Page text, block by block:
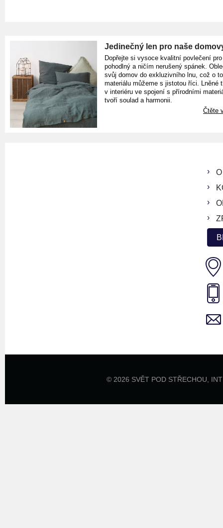
Jedinečný len pro naše
Dopřejte si vysoce kvalitní povlečení pro
pohodlný a ničím nerušený spánek.
svůj domov do exkluzivního lnu, což o
materiálu můžeme s jistotou říci. Lněné
v interiéru ve spojení s přírodními
tvoří soulad a harmonii.
Čtěte
© 2026 SVĚT POD STŘECHOU,